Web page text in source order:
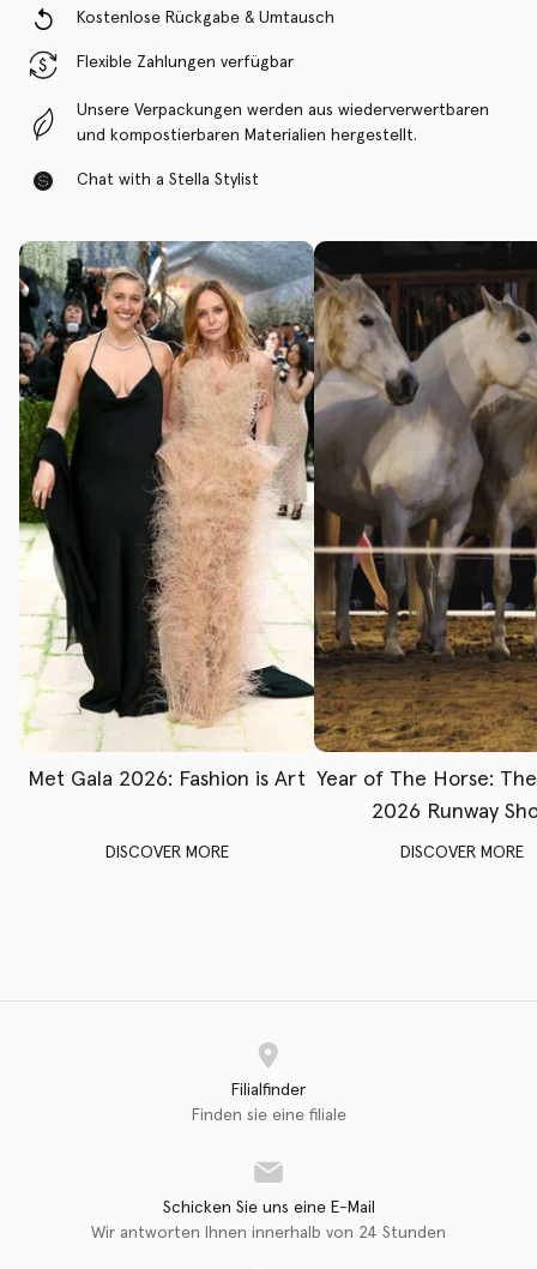
Kostenlose Rückgabe & Umtausch
Flexible Zahlungen verfügbar
Unsere Verpackungen werden aus wiederverwertbaren
und kompostierbaren Materialien hergestellt.
Chat with a Stella Stylist
Met Gala 2026: Fashion is Art
DISCOVER MORE
Year of The Horse:
2026 Runway
DISCOVER MORE
Filialfinder
Finden sie eine filiale
Schicken Sie uns eine E-Mail
Wir antworten Ihnen innerhalb von 24 Stunden